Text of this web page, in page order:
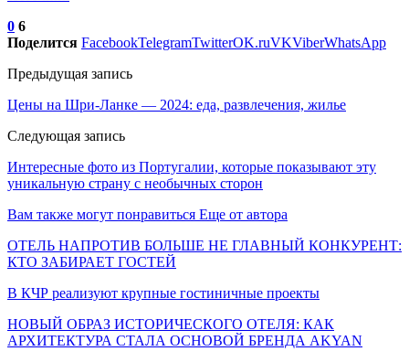
0 6
Поделится FacebookTelegramTwitterOK.ruVKViberWhatsApp
Предыдущая запись
Цены на Шри-Ланке — 2024: еда, развлечения, жилье
Следующая запись
Интересные фото из Португалии, которые показывают эту
уникальную страну с необычных сторон
Вам также могут понравиться Еще от автора
ОТЕЛЬ НАПРОТИВ БОЛЬШЕ НЕ ГЛАВНЫЙ КОНКУРЕНТ:
КТО ЗАБИРАЕТ ГОСТЕЙ
В КЧР реализуют крупные гостиничные проекты
НОВЫЙ ОБРАЗ ИСТОРИЧЕСКОГО ОТЕЛЯ: КАК
АРХИТЕКТУРА СТАЛА ОСНОВОЙ БРЕНДА AKYAN